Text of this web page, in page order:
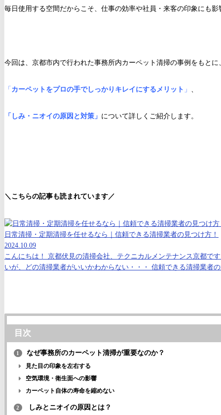
毎日使用する空間だからこそ、仕事の効率や社員・来客の印象にも影
今回は、京都市内で行われた事務所内カーペット清掃の事例をもとに
「 カーペットをプロの手でしっかりキレイにするメリット 」
「しみ・ニオイの原因と対策」 について詳しくご紹介します。
＼こちらの記事も読まれています／
日常清掃・定期清掃を任せるなら｜信頼できる清掃業者の見つけ方！
2024.10.09
こんにちは！ 京都伏見の清掃会社、テクニカルメンテナンス京都で
いが、どの清掃業者がいいかわからない・・・ 信頼できる清掃業者
目次
1 なぜ事務所のカーペット清掃が重要なのか？
見た目の印象を左右する
空気環境・衛生面への影響
カーペット自体の寿命を縮めない
2 しみとニオイの原因とは？